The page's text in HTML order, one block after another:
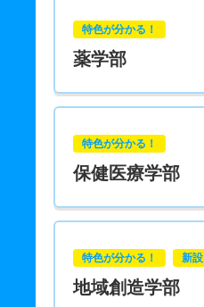
特色が分かる！
薬学部
特色が分かる！
保健医療学部
特色が分かる！ 新設
地域創造学部